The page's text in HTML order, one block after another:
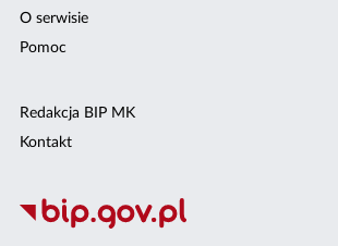
O serwisie
Pomoc
Redakcja BIP MK
Kontakt